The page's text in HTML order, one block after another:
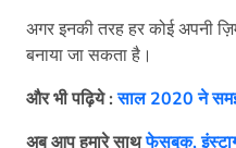
अगर इनकी तरह हर कोई अपनी
बनाया जा सकता है।
और भी पढ़िये : साल 2020 ने
अब आप हमारे साथफेसबुक,